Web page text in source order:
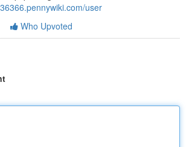
user
Who Upvoted